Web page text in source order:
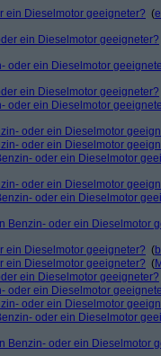
ein Dieselmotor geeigneter? (
ein Dieselmotor geeigneter?
oder ein Dieselmotor
ein Dieselmotor geeigneter?
oder ein Dieselmotor
oder ein Dieselmotor
oder ein Dieselmotor
oder ein Dieselmotor
oder ein Dieselmotor
oder ein Dieselmotor
Benzin- oder ein Dieselmotor
ein Dieselmotor geeigneter? (
ein Dieselmotor geeigneter? (
ein Dieselmotor geeigneter?
oder ein Dieselmotor
oder ein Dieselmotor
oder ein Dieselmotor
Benzin- oder ein Dieselmotor